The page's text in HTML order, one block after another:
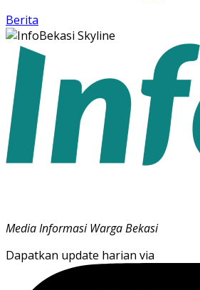
Berita
Media Informasi Warga Bekasi
Dapatkan update harian via